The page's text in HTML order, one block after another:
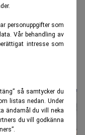
personuppgifter som
Vår behandling av
intresse som
så samtycker du
listas nedan. Under
ändamål du vill neka
du vill godkänna